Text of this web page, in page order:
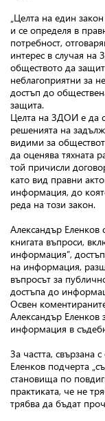
„Целта на един
и се определя в
потребност,
интерес в случая на
обществото да
неблагоприятни за
достъп до
защита.
Целта на ЗДОИ е да
решенията на
видими за
да оценява тяхната
той причисли
като вид правни
информация, до
реда на този закон.
Александър
книгата въпроси,
информация”,
на информация,
въпросът за
достъпа до
Освен
Александър Еленков
информация в
За частта, свързана
Еленков подчерта
становища по
практиката, че не
трябва да бъдат